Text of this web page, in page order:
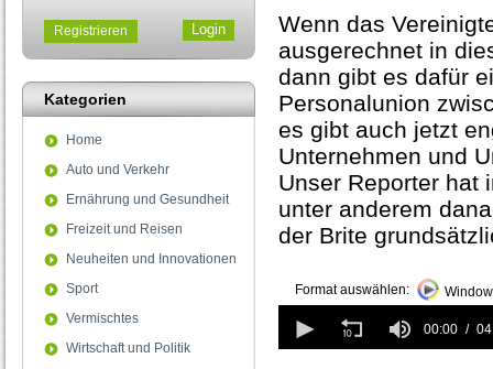
Registrieren
Kategorien
Home
Auto und Verkehr
Ernährung und Gesundheit
Freizeit und Reisen
Neuheiten und Innovationen
Sport
Vermischtes
Wirtschaft und Politik
Wenn das
ausgerechnet in
dann gibt es dafür
Personalunion
es gibt auch jetzt
Unternehmen und
Unser Reporter hat
unter anderem
der Brite
Format auswählen:
seconds
of
00:00